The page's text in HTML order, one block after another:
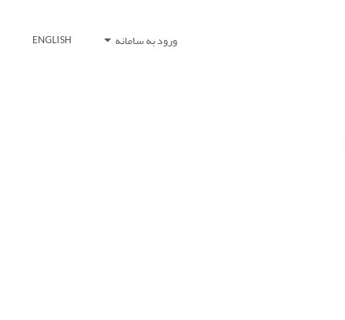
ورود به سامانه ENGLISH